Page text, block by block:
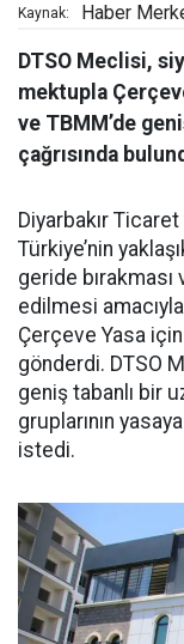
Kaynak: Haber
DTSO Meclisi,
mektupla
ve TBMM’de
çağrısında
Diyarbakır
Türkiye’nin
geride bırakması
edilmesi
Çerçeve Yasa
gönderdi. DTSO
geniş tabanlı bir
gruplarının
istedi.